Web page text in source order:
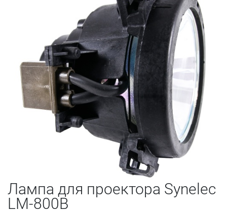
Лампа для проектора Synelec
LM-800B